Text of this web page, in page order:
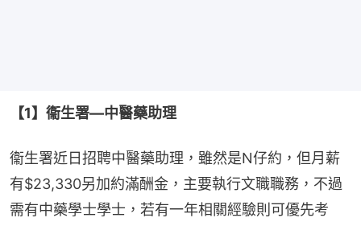
【1】衞生署—中醫藥助理
衞生署近日招聘中醫藥助理，雖然是N仔約，但月薪
有$23,330另加約滿酬金，主要執行文職職務，不過
需有中藥學士學士，若有一年相關經驗則可優先考